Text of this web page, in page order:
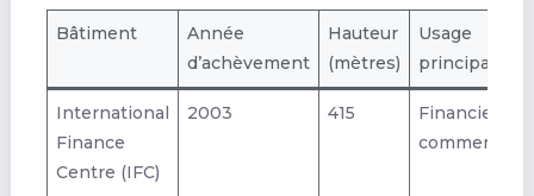
Bâtiment
Année
d’achèvement
Hauteur
(mètres)
Usage
principal
International
Finance
Centre (IFC)
2003 415
Financier,
commercial